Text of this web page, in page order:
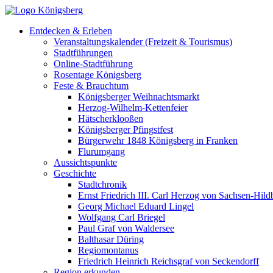
Entdecken & Erleben
Veranstaltungskalender (Freizeit & Tourismus)
Stadtführungen
Online-Stadtführung
Rosentage Königsberg
Feste & Brauchtum
Königsberger Weihnachtsmarkt
Herzog-Wilhelm-Kettenfeier
Hätscherklooßen
Königsberger Pfingstfest
Bürgerwehr 1848 Königsberg in Franken
Flurumgang
Aussichtspunkte
Geschichte
Stadtchronik
Ernst Friedrich III. Carl Herzog von Sachsen-
Georg Michael Eduard Lingel
Wolfgang Carl Briegel
Paul Graf von Waldersee
Balthasar Düring
Regiomontanus
Friedrich Heinrich Reichsgraf von Seckendorff